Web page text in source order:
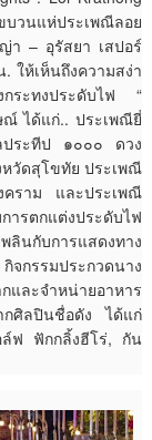
วนแห่ประเพณีลอย
า – อุรัสยา เสปอร์
ให้เห็นถึงความสง่า
กระทงประดับไฟ “
ณ์ ได้แก่.. ประเพณียี่
ประทีป ๑๐๐๐ ดวง
หวัดสุโขทัย ประเพณี
คราม และประเพณี
ารตกแต่งประดับไฟ
นกับการแสดงทาง
กรรมประกวดนาง
ละจำหน่ายอาหาร
กศิลปินชื่อดัง ได้แก่
ฟ ฟักกลิ้งฮีโร่, กัน